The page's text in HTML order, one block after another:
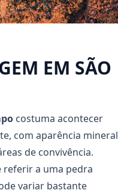
EM SÃO
costuma acontecer
com aparência mineral
de convivência.
referir a uma pedra
variar bastante